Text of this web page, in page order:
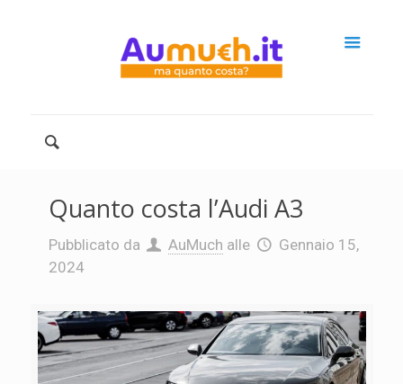
Quanto costa l’Audi A3
Pubblicato da AuMuch alle
Gennaio 15,
2024